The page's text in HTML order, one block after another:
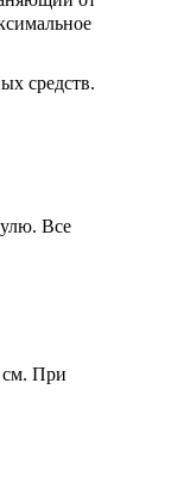
средств.
Все
см. При